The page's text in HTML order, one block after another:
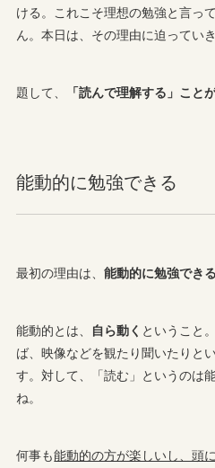
ける。これこそ理想の勉強と言っ
ん。本日は、その理由に迫ってい
題して、 「読んで理解する」こと
能動的に勉強できる
最初の理由は、能動的に勉強でき
能動的とは、 自ら動く ということ
ば、映像などを観たり聞いたりと
す。対して、「読む」というのは
ね。
何事も能動的の方が楽しいし、頭